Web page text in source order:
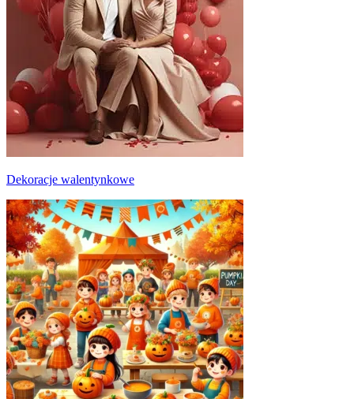
Dekoracje walentynkowe